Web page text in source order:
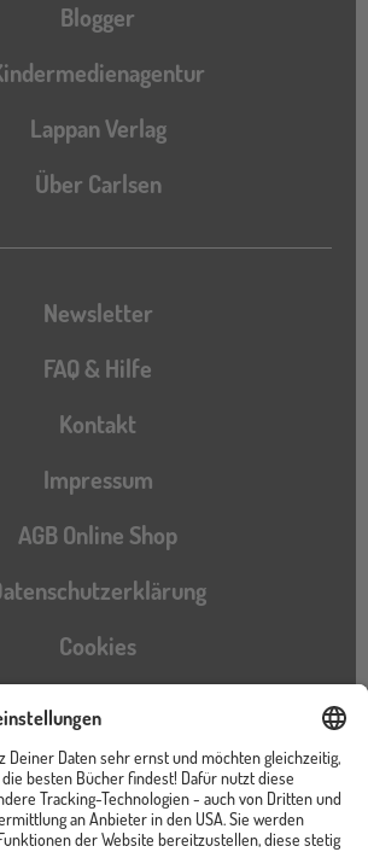
Blogger
Lappan Verlag
Über Carlsen
Newsletter
FAQ & Hilfe
Kontakt
Impressum
AGB Online Shop
Cookies
YouTubeFacebook